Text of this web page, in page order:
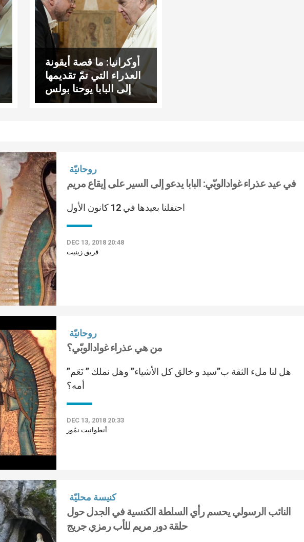
أوكرانيا: ما قصة أيقونة
العذراء التي تمّ تقديمها
إلى البابا يوحنا بولس
الثاني؟
روحانيّة
في عيد عذراء غوادالوبّي: البابا يدعو إلى السير على إيقاع مريم
احتفلنا بعيدها في 12 كانون الأول
DEC 13, 2018 20:48
فريق زينيت
روحانيّة
من هي عذراء غوادالوبّي؟
هل لنا ملء الثقة ب”سيد و خالق كل الأشياء” وهل نملك ” نَعَم”
أمه؟
DEC 13, 2018 20:33
أنطوانيت نمّور
كنيسة محليّة
النائب الرسولي يحسم رأي السلطة الكنسية في الجدل حول
حلقة دور مريم للأب رمزي جريج